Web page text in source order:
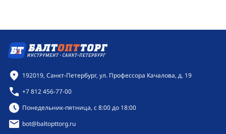
Контактная информация
192019, Санкт-Петербург, ул. Профессора Качалова, д. 19
+7 812 456-77-00
Режим работы:
Понедельник-пятница, с 8:00 до 18:00
bot@baltopttorg.ru